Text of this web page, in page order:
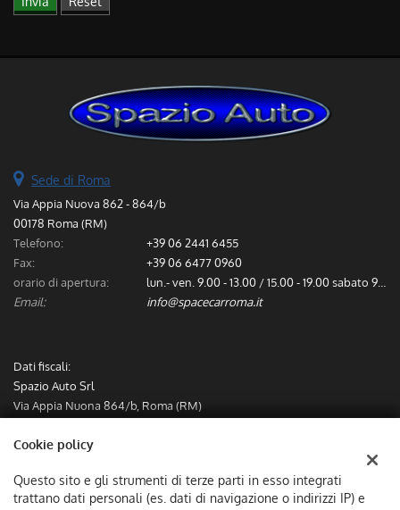
Sede di Roma
Via Appia Nuova 862 - 864/b
00178 Roma (RM)
Telefono:
+39 06 2441 6455
Fax:
+39 06 6477 0960
orario di apertura:
Email:
info@spacecarroma.it
Dati fiscali:
Spazio Auto Srl
Via Appia Nuona 864/b, Roma (RM)
Registro delle imprese:
Cookie policy
Questo sito e gli strumenti di terze parti in esso integrati
trattano dati personali (es. dati di navigazione o indirizzi IP) e